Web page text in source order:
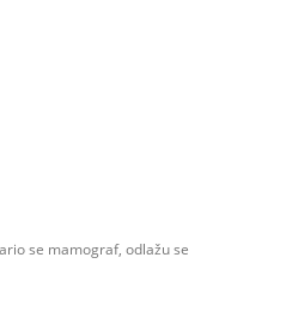
se mamograf, odlažu se